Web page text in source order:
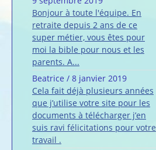
Bonjour à toute l'équipe. En
retraite depuis 2 ans de ce
super métier, vous êtes pour
moi la bible pour nous et les
parents. A...
Beatrice / 8 janvier 2019
Cela fait déjà plusieurs années
que j’utilise votre site pour les
documents à télécharger j’en
suis ravi félicitations pour votre
travail .